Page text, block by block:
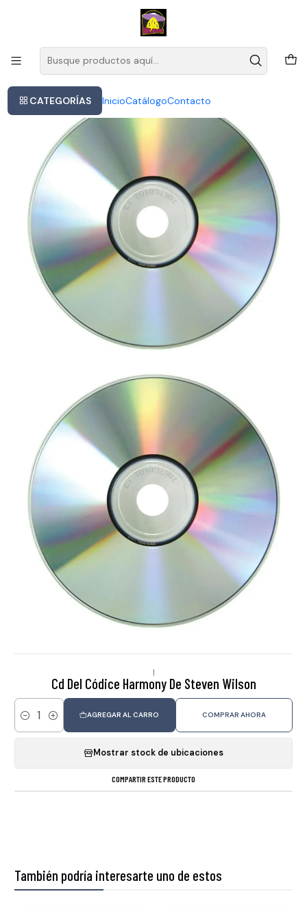
CATEGORÍAS InicioCatálogoContacto
Este es el texto del slide
|
Cd Del Códice Harmony De Steven Wilson
Cantidad
AGREGAR AL CARRO COMPRAR AHORA
Mostrar stock de ubicaciones
COMPARTIR ESTE PRODUCTO
También podría interesarte uno de estos